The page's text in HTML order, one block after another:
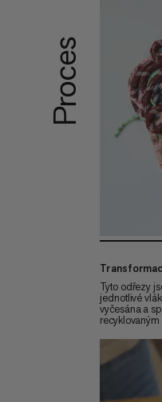
Proces
Tyto odřezy
jednotlivé
vyčesána a
recyklovaným